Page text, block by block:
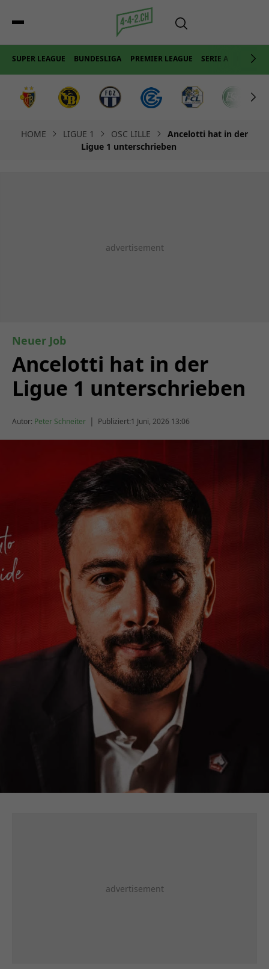
SUPER LEAGUE BUNDESLIGA PREMIER LEAGUE SERIE A LA LIGA
HOME LIGUE 1 OSC LILLE
Ancelotti hat in der
Ligue 1 unterschrieben
Neuer Job
Ancelotti hat in der
Ligue 1 unterschrieben
Autor: Peter Schneiter | Publiziert:1 Juni, 2026 13:06